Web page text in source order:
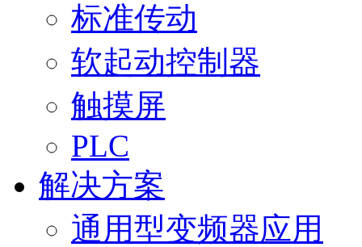
标准传动
软起动控制器
触摸屏
PLC
解决方案
通用型变频器应用